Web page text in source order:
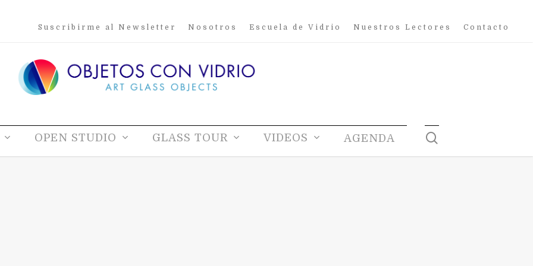
Suscribirme al Newsletter Nosotros Escuela de Vidrio Nuestros Lectores Contacto
OPEN STUDIO GLASS TOUR VIDEOS AGENDA